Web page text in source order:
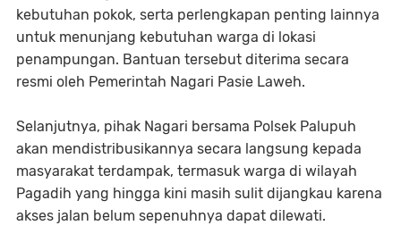
kebutuhan pokok, serta perlengkapan penting lainnya
untuk menunjang kebutuhan warga di lokasi
penampungan. Bantuan tersebut diterima secara
resmi oleh Pemerintah Nagari Pasie Laweh.
Selanjutnya, pihak Nagari bersama Polsek Palupuh
akan mendistribusikannya secara langsung kepada
masyarakat terdampak, termasuk warga di wilayah
Pagadih yang hingga kini masih sulit dijangkau karena
akses jalan belum sepenuhnya dapat dilewati.